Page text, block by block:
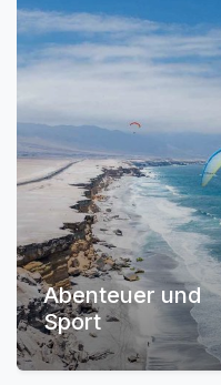
Abenteuer und
Sport